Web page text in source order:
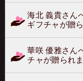
海北 義貴さん
ギフチャが贈
華咲 優雅さん
チャが贈られ